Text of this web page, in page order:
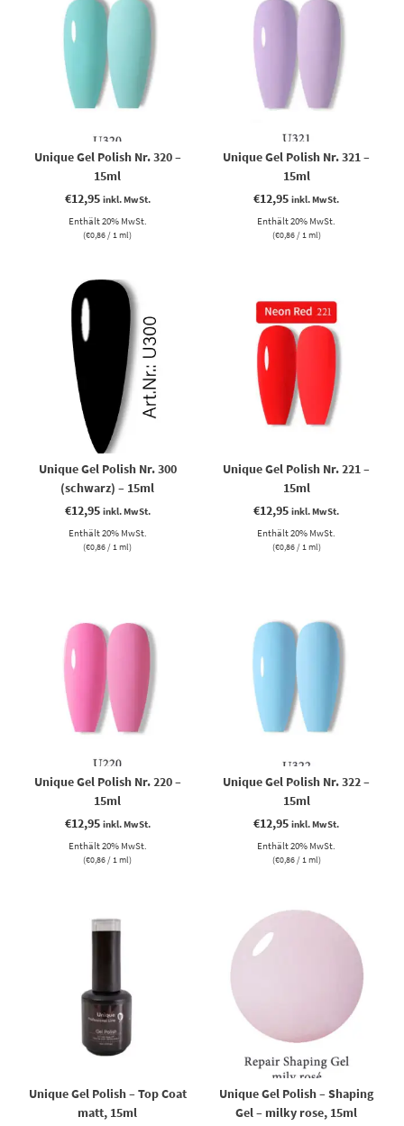
Unique Gel Polish Nr. 320 –
15ml
€12,95 inkl. MwSt.
Enthält 20% MwSt.
(€0,86/ 1 ml)
Unique Gel Polish Nr. 321 –
15ml
€12,95 inkl. MwSt.
Enthält 20% MwSt.
(€0,86/ 1 ml)
Unique Gel Polish Nr. 300
(schwarz) – 15ml
€12,95 inkl. MwSt.
Enthält 20% MwSt.
(€0,86/ 1 ml)
Unique Gel Polish Nr. 221 –
15ml
€12,95 inkl. MwSt.
Enthält 20% MwSt.
(€0,86/ 1 ml)
Unique Gel Polish Nr. 220 –
15ml
€12,95 inkl. MwSt.
Enthält 20% MwSt.
(€0,86/ 1 ml)
Unique Gel Polish Nr. 322 –
15ml
€12,95 inkl. MwSt.
Enthält 20% MwSt.
(€0,86/ 1 ml)
Unique Gel Polish – Top Coat
matt, 15ml
Unique Gel Polish – Shaping
Gel – milky rose, 15ml